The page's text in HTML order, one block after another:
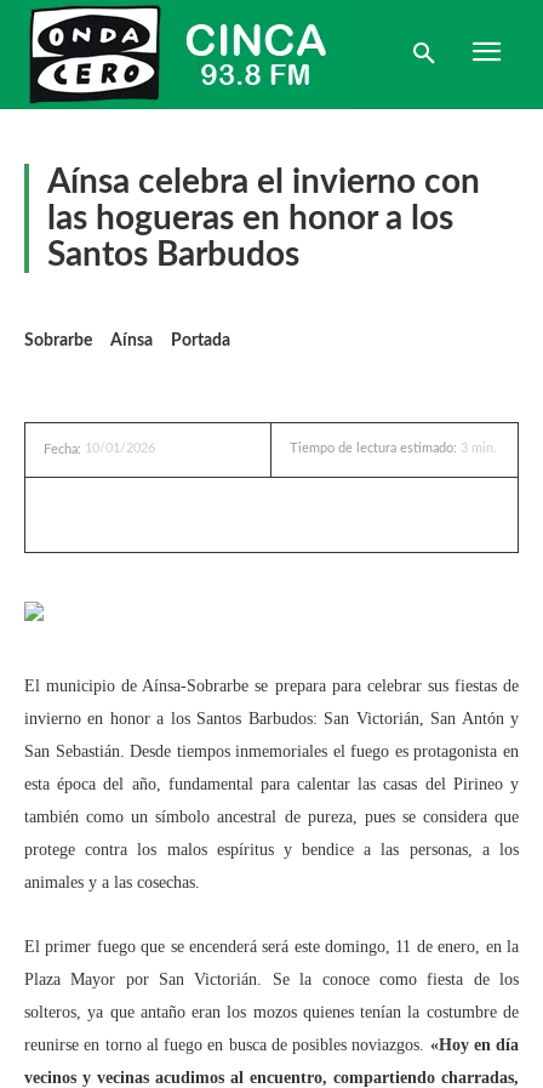
Aínsa celebra el invierno con
las hogueras en honor a los
Santos Barbudos
Sobrarbe Aínsa Portada
Fecha: 10/01/2026 Tiempo de lectura estimado: 3 min.
El municipio de Aínsa-Sobrarbe se prepara para celebrar sus fiestas de
invierno en honor a los Santos Barbudos: San Victorián, San Antón y
San Sebastián. Desde tiempos inmemoriales el fuego es protagonista en
esta época del año, fundamental para calentar las casas del Pirineo y
también como un símbolo ancestral de pureza, pues se considera que
protege contra los malos espíritus y bendice a las personas, a los
animales y a las cosechas.
El primer fuego que se encenderá será este domingo, 11 de enero, en la
Plaza Mayor por San Victorián. Se la conoce como fiesta de los
solteros, ya que antaño eran los mozos quienes tenían la costumbre de
reunirse en torno al fuego en busca de posibles noviazgos. «Hoy en día
vecinos y vecinas acudimos al encuentro, compartiendo charradas,